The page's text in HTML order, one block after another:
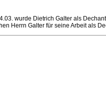
wurde Dietrich Galter als
Herrn Galter für seine Arbeit als